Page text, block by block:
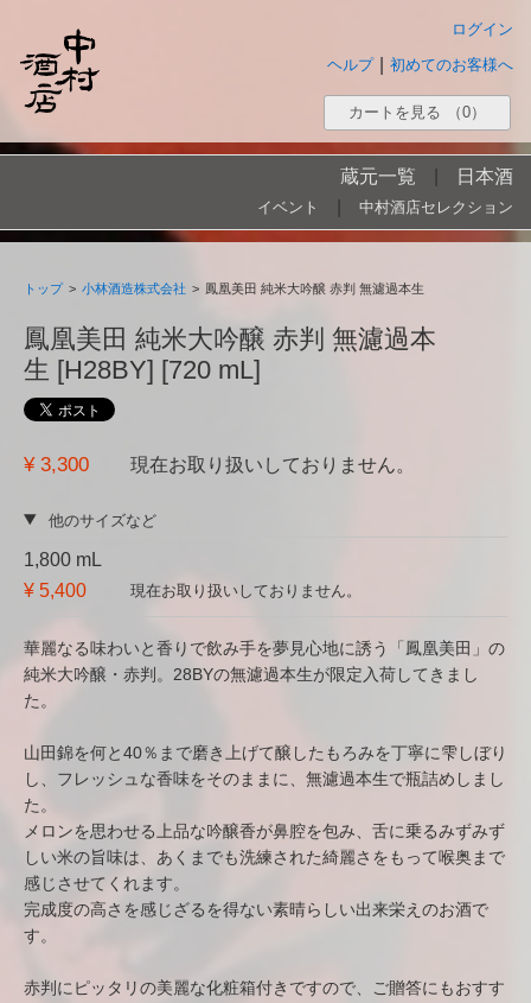
ログイン
初めてのお客様へ
ヘルプ
カートを見る （0）
蔵元一覧 日本酒
イベント 中村酒店セレクション
トップ > 小林酒造株式会社 > 鳳凰美田 純米大吟醸 赤判 無濾過本生
鳳凰美田 純米大吟醸 赤判 無濾過本
生 [H28BY] [720 mL]
¥ 3,300 現在お取り扱いしておりません。
他のサイズなど
1,800 mL
¥ 5,400
現在お取り扱いしておりません。
華麗なる味わいと香りで飲み手を夢見心地に誘う「鳳凰美田」の
純米大吟醸・赤判。28BYの無濾過本生が限定入荷してきまし
た。
山田錦を何と40％まで磨き上げて醸したもろみを丁寧に雫しぼり
し、フレッシュな香味をそのままに、無濾過本生で瓶詰めしまし
た。
メロンを思わせる上品な吟醸香が鼻腔を包み、舌に乗るみずみず
しい米の旨味は、あくまでも洗練された綺麗さをもって喉奥まで
感じさせてくれます。
完成度の高さを感じざるを得ない素晴らしい出来栄えのお酒で
す。
赤判にピッタリの美麗な化粧箱付きですので、ご贈答にもおすす